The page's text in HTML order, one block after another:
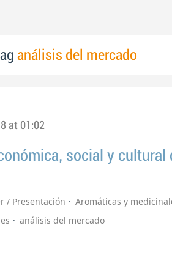
análisis del mercado
at 01:02
social y cultural
/ Presentación
Aromáticas y
análisis del mercado